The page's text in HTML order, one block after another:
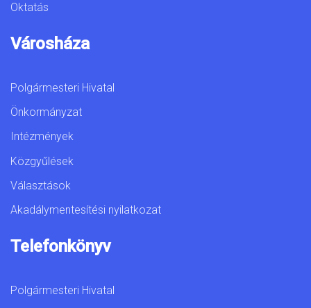
Oktatás
Városháza
Polgármesteri Hivatal
Önkormányzat
Intézmények
Közgyűlések
Választások
Akadálymentesítési nyilatkozat
Telefonkönyv
Polgármesteri Hivatal